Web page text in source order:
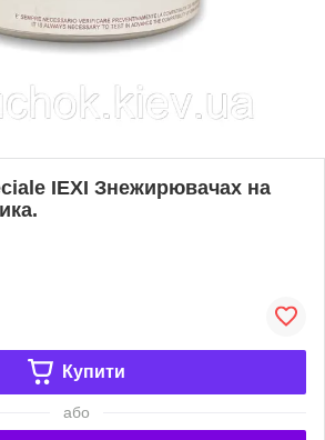
IEXI Знежирювачах на
Купити
або